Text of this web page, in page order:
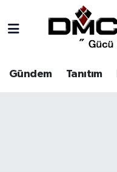
Gündem Tanıtım
Tanıtım
Nöbetçi
Hava Durumu